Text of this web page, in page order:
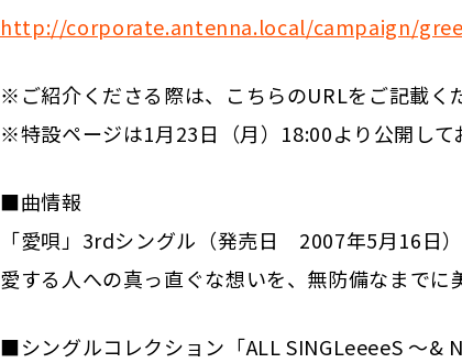
http://corporate.antenna.local/campaign/
※ご紹介くださる際は、こちらのURLをご記載く
※特設ページは1月23日（月）18:00より公開して
■曲情報
「愛唄」3rdシングル（発売日 2007年5月16日）
愛する人への真っ直ぐな想いを、無防備なまでに
■シングルコレクション「ALL SINGLeeeeS ～&